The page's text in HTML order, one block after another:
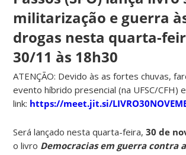
militarização e guerra
drogas nesta quarta-
30/11 às 18h30
ATENÇÃO: Devido às as fortes chuvas,
evento híbrido presencial (na UFSC/CFH)
link: https://meet.jit.si/
Será lançado nesta quarta-feira,30 de
o livro Democracias em guerra contra